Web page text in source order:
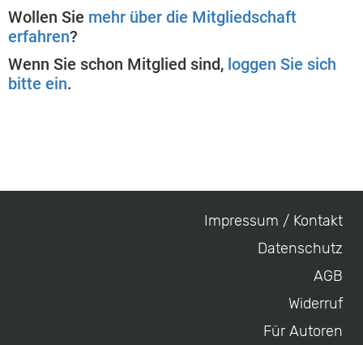
Wollen Sie mehr über die Mitgliedschaft
erfahren?
Wenn Sie schon Mitglied sind, loggen Sie sich
bitte ein.
Impressum / Kontakt
Datenschutz
AGB
Widerruf
Für Autoren